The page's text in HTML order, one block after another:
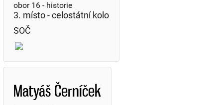
obor 16 - historie
3. místo - celostátní kolo
SOČ
Matyáš Černíček